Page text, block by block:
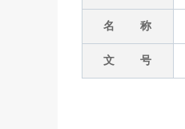
名 称
文 号